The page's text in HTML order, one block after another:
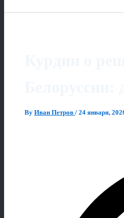
By Иван Петров / 24 января,